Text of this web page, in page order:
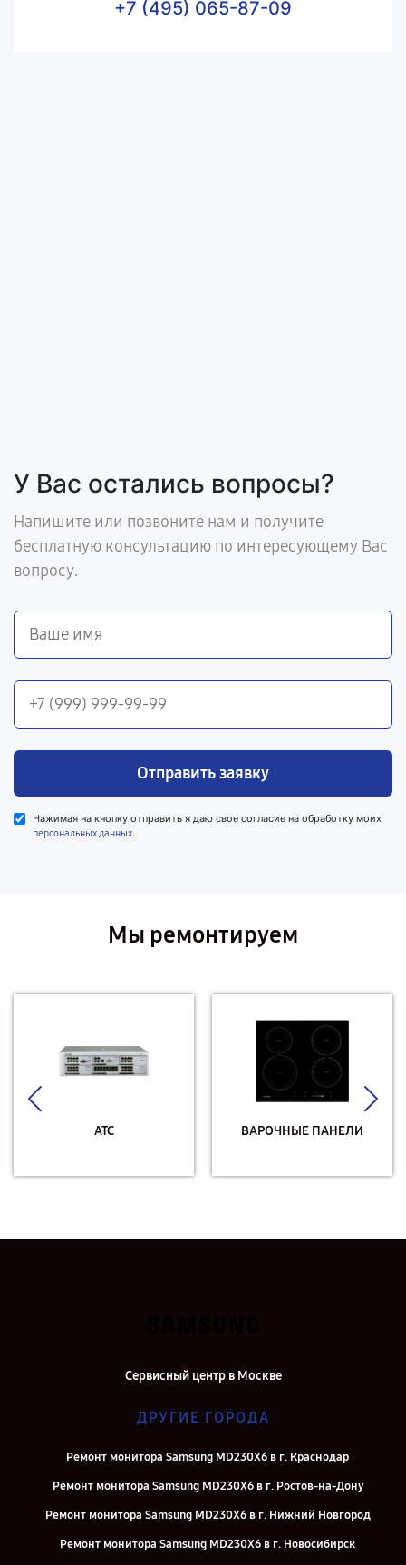
+7 (495) 065-87-09
У Вас остались вопросы?
Напишите или позвоните нам и получите
бесплатную консультацию по интересующему Вас
вопросу.
Отправить заявку
Нажимая на кнопку отправить я даю свое согласие на обработку моих
персональных данных.
Мы ремонтируем
АТС ВАРОЧНЫЕ ПАНЕЛИ
Сервисный центр в Москве
ДРУГИЕ ГОРОДА
Ремонт монитора Samsung MD230X6 в г. Краснодар
Ремонт монитора Samsung MD230X6 в г. Ростов-на-Дону
Ремонт монитора Samsung MD230X6 в г. Нижний Новгород
Ремонт монитора Samsung MD230X6 в г. Новосибирск